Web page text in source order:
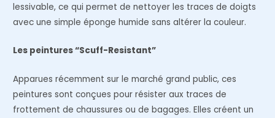
lessivable, ce qui permet de nettoyer les traces de doigts
avec une simple éponge humide sans altérer la couleur.
Les peintures “Scuff-Resistant”
Apparues récemment sur le marché grand public, ces
peintures sont conçues pour résister aux traces de
frottement de chaussures ou de bagages. Elles créent un